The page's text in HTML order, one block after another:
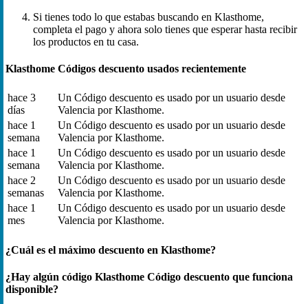
Si tienes todo lo que estabas buscando en Klasthome,
completa el pago y ahora solo tienes que esperar hasta recibir
los productos en tu casa.
Klasthome Códigos descuento usados recientemente
hace 3
días
Un Código descuento es usado por un usuario desde
Valencia por Klasthome.
hace 1
semana
Un Código descuento es usado por un usuario desde
Valencia por Klasthome.
hace 1
semana
Un Código descuento es usado por un usuario desde
Valencia por Klasthome.
hace 2
semanas
Un Código descuento es usado por un usuario desde
Valencia por Klasthome.
hace 1
mes
Un Código descuento es usado por un usuario desde
Valencia por Klasthome.
¿Cuál es el máximo descuento en Klasthome?
¿Hay algún código Klasthome Código descuento que funciona
disponible?